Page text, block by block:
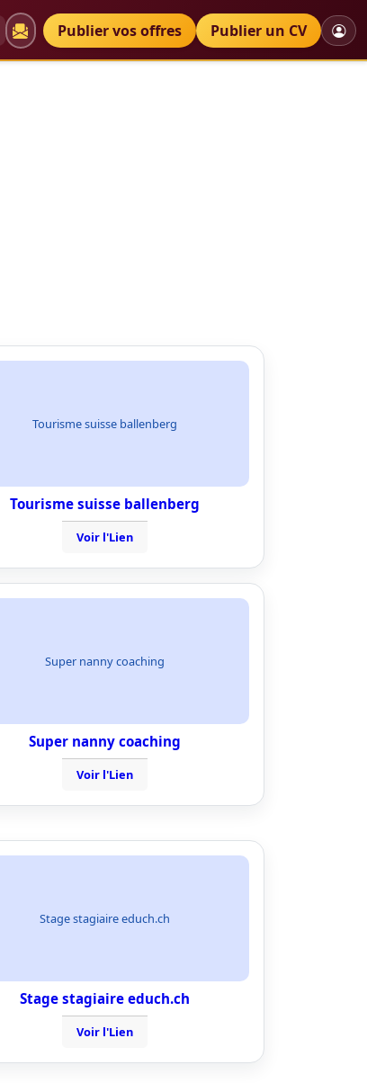
Diplômes Petites annonces
Publier vos offres Publier un CV
Tourisme suisse ballenberg
Tourisme suisse ballenberg
Voir l'Lien
Super nanny coaching
Super nanny coaching
Voir l'Lien
Stage stagiaire educh.ch
Stage stagiaire educh.ch
Voir l'Lien